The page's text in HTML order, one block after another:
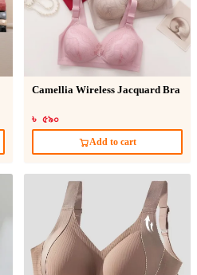
Camellia Wireless Jacquard Bra
৳ ৫৯০
Add to cart